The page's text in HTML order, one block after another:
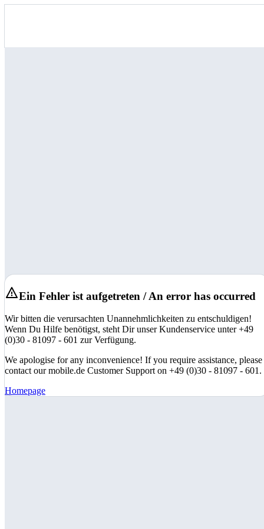
Ein Fehler ist aufgetreten / An error has occurred
Wir bitten die verursachten Unannehmlichkeiten zu entschuldigen!
Wenn Du Hilfe benötigst, steht Dir unser Kundenservice unter +49
(0)30 - 81097 - 601 zur Verfügung.
We apologise for any inconvenience! If you require assistance, please
contact our mobile.de Customer Support on +49 (0)30 - 81097 - 601.
Homepage